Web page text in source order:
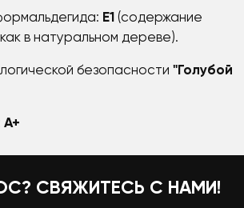
E1 (содержание
в натуральном дереве).
безопасности "Голубой
A+
СВЯЖИТЕСЬ С НАМИ!